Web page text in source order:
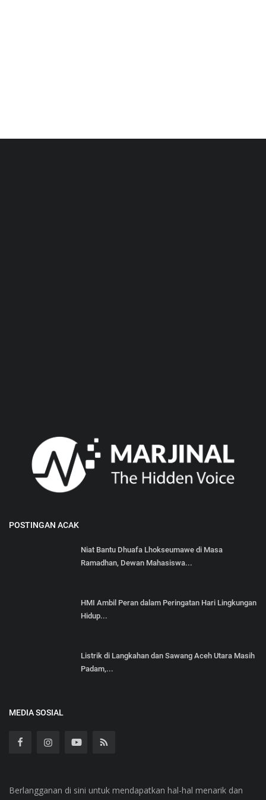
POSTINGAN ACAK
Niat Bantu Dhuafa Lhokseumawe di Masa
Ramadhan, Dewan Mahasiswa...
HMI Ambil Peran dalam Peringatan Hari Lingkungan
Hidup...
Listrik di Langkahan dan Sawang Aceh Utara Masih
Padam,...
MEDIA SOSIAL
Berlangganan di sini untuk mendapatkan hal-hal menarik dan